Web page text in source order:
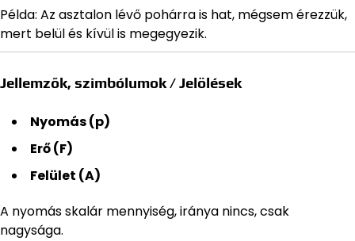
Példa: Az asztalon lévő pohárra is hat, mégsem érezzük,
mert belül és kívül is megegyezik.
Jellemzők, szimbólumok / Jelölések
Nyomás (p)
Erő (F)
Felület (A)
A nyomás skalár mennyiség, iránya nincs, csak
nagysága.